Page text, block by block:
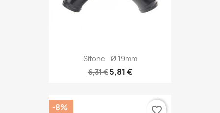
Sifone - Ø 19mm
6,31 € 5,81 €
-8% favorite_border